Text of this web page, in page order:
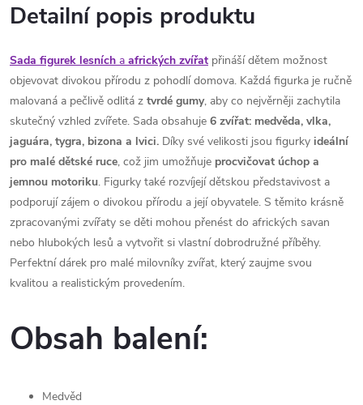
Detailní popis produktu
Sada figurek lesních a afrických zvířat přináší dětem možnost
objevovat divokou přírodu z pohodlí domova. Každá figurka je ručně
malovaná a pečlivě odlitá z tvrdé gumy, aby co nejvěrněji zachytila
skutečný vzhled zvířete. Sada obsahuje 6 zvířat: medvěda, vlka,
jaguára, tygra, bizona a lvici. Díky své velikosti jsou figurky ideální
pro malé dětské ruce, což jim umožňuje procvičovat úchop a
jemnou motoriku. Figurky také rozvíjejí dětskou představivost a
podporují zájem o divokou přírodu a její obyvatele. S těmito krásně
zpracovanými zvířaty se děti mohou přenést do afrických savan
nebo hlubokých lesů a vytvořit si vlastní dobrodružné příběhy.
Perfektní dárek pro malé milovníky zvířat, který zaujme svou
kvalitou a realistickým provedením.
Obsah balení:
Medvěd